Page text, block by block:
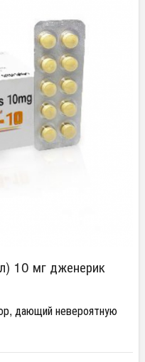
10 мг дженерик
дающий невероятную